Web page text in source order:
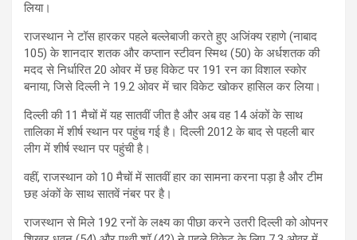
लिया।
राजस्थान ने टॉस हारकर पहले बल्लेबाजी करते हुए अजिंक्य रहाणे (नाबाद
105) के शानदार शतक और कप्तान स्टीवन स्मिथ (50) के अर्धशतक की
मदद से निर्धारित 20 ओवर में छह विकेट पर 191 रन का विशाल स्कोर
बनाया, जिसे दिल्ली ने 19.2 ओवर में चार विकेट खोकर हासिल कर लिया।
दिल्ली की 11 मैचों में यह सातवीं जीत है और अब वह 14 अंकों के साथ
तालिका में शीर्ष स्थान पर पहुंच गई है। दिल्ली 2012 के बाद से पहली बार
लीग में शीर्ष स्थान पर पहुंची है।
वहीं, राजस्थान को 10 मैचों में सातवीं हार का सामना करना पड़ा है और टीम
छह अंकों के साथ सातवें नंबर पर है।
राजस्थान से मिले 192 रनों के लक्ष्य का पीछा करने उतरी दिल्ली को ओपनर